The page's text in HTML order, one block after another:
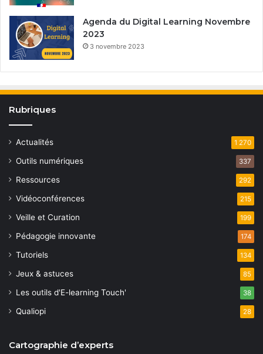
Agenda du Digital Learning Novembre
2023
3 novembre 2023
Rubriques
Actualités 1 270
Outils numériques 337
Ressources 292
Vidéoconférences 215
Veille et Curation 199
Pédagogie innovante 174
Tutoriels 134
Jeux & astuces 85
Les outils d'E-learning Touch' 38
Qualiopi 28
Cartographie d’experts